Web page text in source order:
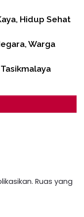
Hidup Sehat
Warga
Ruas yang